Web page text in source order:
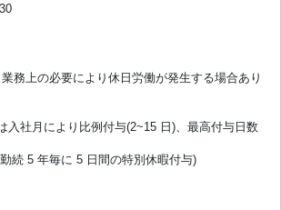
務上の必要により休日労働が発生する場合あり
入社月により比例付与(2~15 日)、最高付与日数
続 5 年毎に 5 日間の特別休暇付与)